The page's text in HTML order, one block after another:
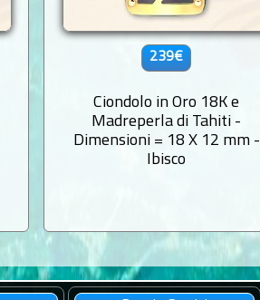
239€
Ciondolo in Oro 18K e
Madreperla di Tahiti -
Dimensioni = 18 X 12 mm -
Ibisco